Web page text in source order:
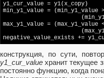
y1_cur_value = y1(x_copy)
min_y1_value =
max_y1_value =
negative_value_exists +=
конструкция, по сути,
y1_cur_value хранит текущее
постоянно функцию, когда